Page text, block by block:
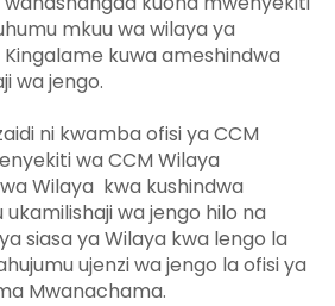
mkuu wa wilaya ya
kuwa ameshindwa
wa jengo.
ni kwamba ofisi ya CCM
wa CCM Wilaya
Wilaya kwa kushindwa
wa jengo hilo na
siasa ya Wilaya kwa lengo la
ujenzi wa jengo la ofisi ya
Mwanachama.